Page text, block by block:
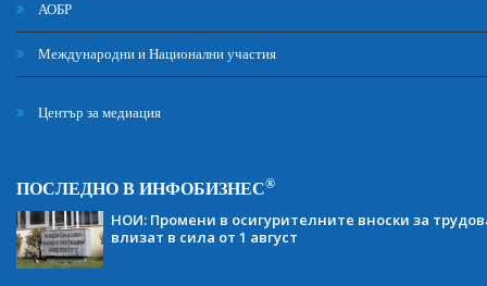
АОБР
Международни и Национални участия
Център за медиация
ПОСЛЕДНО В ИНФОБИЗНЕС®
НОИ: Промени в осигурителните вноски за
влизат в сила от 1 август